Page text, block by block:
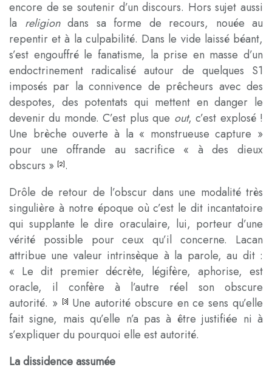
encore de se soutenir d’un discours. Hors sujet aussi
la religiondans sa forme de recours, nouée au
repentir et à la culpabilité. Dans le vide laissé béant,
s’est engouffré le fanatisme, la prise en masse d’un
endoctrinement radicalisé autour de quelques S1
imposés par la connivence de prêcheurs avec des
despotes, des potentats qui mettent en danger le
devenir du monde. C’est plus que out, c’est explosé !
Une brèche ouverte à la « monstrueuse capture »
pour une offrande au sacrifice « à des dieux
obscurs » [2].
Drôle de retour de l’obscur dans une modalité très
singulière à notre époque où c’est le dit incantatoire
qui supplante le dire oraculaire, lui, porteur d’une
vérité possible pour ceux qu’il concerne. Lacan
attribue une valeur intrinsèque à la parole, au dit :
« Le dit premier décrète, légifère, aphorise, est
oracle, il confère à l’autre réel son obscure
autorité. » [3] Une autorité obscure en ce sens qu’elle
fait signe, mais qu’elle n’a pas à être justifiée ni à
s’expliquer du pourquoi elle est autorité.
La dissidence assumée